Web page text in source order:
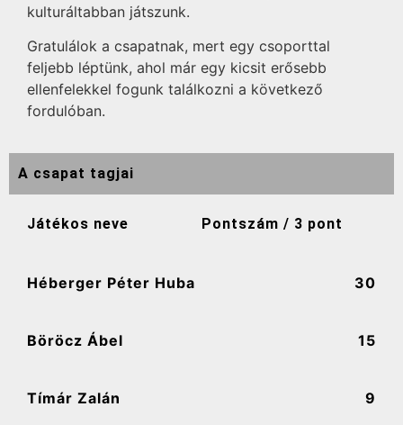
kulturáltabban játszunk.
Gratulálok a csapatnak, mert egy csoporttal
feljebb léptünk, ahol már egy kicsit erősebb
ellenfelekkel fogunk találkozni a következő
fordulóban.
A csapat tagjai
Játékos neve Pontszám / 3 pont
Héberger Péter Huba 30
Böröcz Ábel 15
Tímár Zalán 9